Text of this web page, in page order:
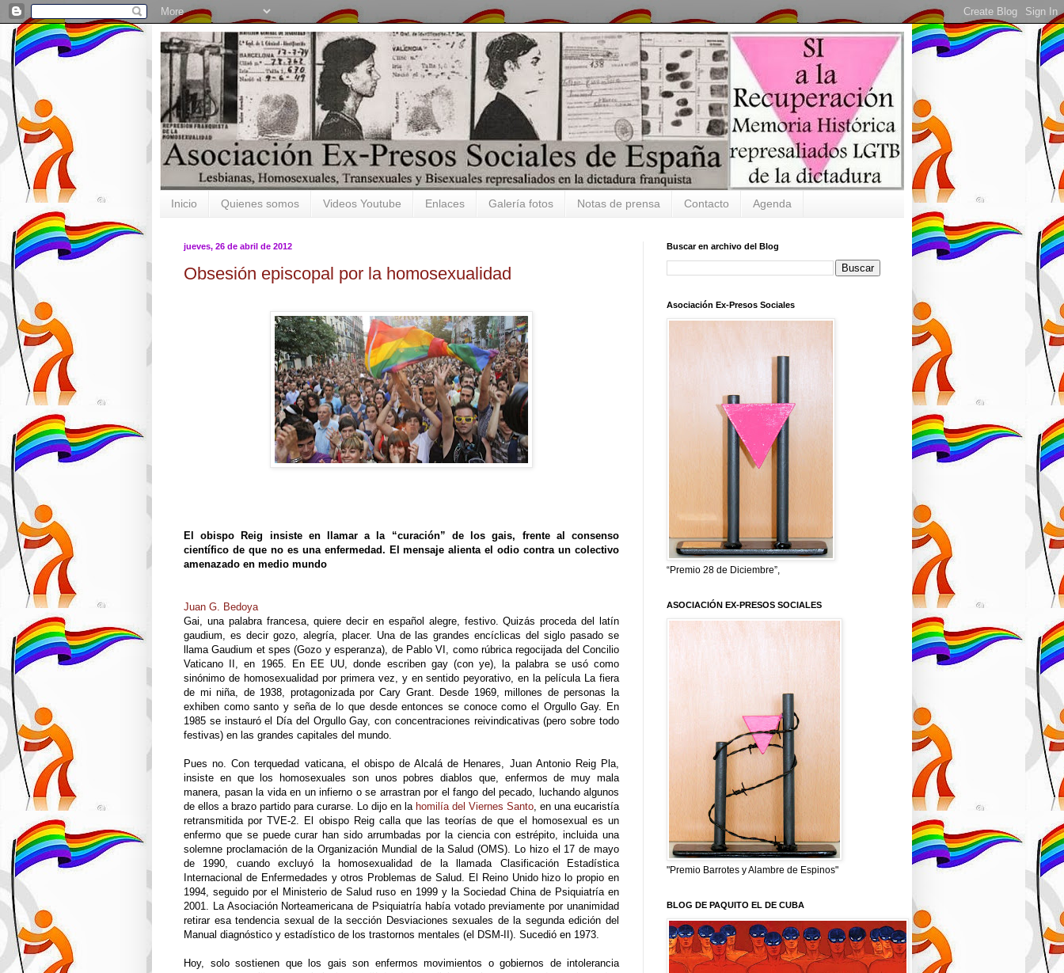
Inicio Quienes somos Videos Youtube Enlaces Galería fotos Notas de prensa Contacto Agenda
jueves, 26 de abril de 2012
Obsesión episcopal por la homosexualidad
El obispo Reig insiste en llamar a la “curación” de los gais, frente al consenso
científico de que no es una enfermedad. El mensaje alienta el odio contra un colectivo
amenazado en medio mundo
Juan G. Bedoya
Gai, una palabra francesa, quiere decir en español alegre, festivo. Quizás proceda del latín
gaudium, es decir gozo, alegría, placer. Una de las grandes encíclicas del siglo pasado se
llama Gaudium et spes (Gozo y esperanza), de Pablo VI, como rúbrica regocijada del Concilio
Vaticano II, en 1965. En EE UU, donde escriben gay (con ye), la palabra se usó como
sinónimo de homosexualidad por primera vez, y en sentido peyorativo, en la película La fiera
de mi niña, de 1938, protagonizada por Cary Grant. Desde 1969, millones de personas la
exhiben como santo y seña de lo que desde entonces se conoce como el Orgullo Gay. En
1985 se instauró el Día del Orgullo Gay, con concentraciones reivindicativas (pero sobre todo
festivas) en las grandes capitales del mundo.
Pues no. Con terquedad vaticana, el obispo de Alcalá de Henares, Juan Antonio Reig Pla,
insiste en que los homosexuales son unos pobres diablos que, enfermos de muy mala
manera, pasan la vida en un infierno o se arrastran por el fango del pecado, luchando algunos
de ellos a brazo partido para curarse. Lo dijo en la homilía del Viernes Santo, en una eucaristía
retransmitida por TVE-2. El obispo Reig calla que las teorías de que el homosexual es un
enfermo que se puede curar han sido arrumbadas por la ciencia con estrépito, incluida una
solemne proclamación de la Organización Mundial de la Salud (OMS). Lo hizo el 17 de mayo
de 1990, cuando excluyó la homosexualidad de la llamada Clasificación Estadística
Internacional de Enfermedades y otros Problemas de Salud. El Reino Unido hizo lo propio en
1994, seguido por el Ministerio de Salud ruso en 1999 y la Sociedad China de Psiquiatría en
2001. La Asociación Norteamericana de Psiquiatría había votado previamente por unanimidad
retirar esa tendencia sexual de la sección Desviaciones sexuales de la segunda edición del
Manual diagnóstico y estadístico de los trastornos mentales (el DSM-II). Sucedió en 1973.
Hoy, solo sostienen que los gais son enfermos movimientos o gobiernos de intolerancia
Buscar en archivo del Blog
Asociación Ex-Presos Sociales
“Premio 28 de Diciembre”,
ASOCIACIÓN EX-PRESOS SOCIALES
"Premio Barrotes y Alambre de Espinos"
BLOG DE PAQUITO EL DE CUBA